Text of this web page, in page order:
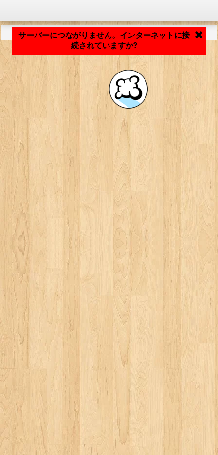
アプリケーションの読み込み中... ...